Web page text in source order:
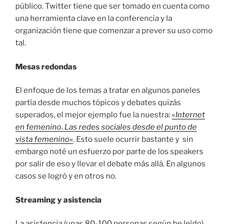
público. Twitter tiene que ser tomado en cuenta como
una herramienta clave en la conferencia y la
organización tiene que comenzar a prever su uso como
tal.
Mesas redondas
El enfoque de los temas a tratar en algunos paneles
partía desde muchos tópicos y debates quizás
superados, el mejor ejemplo fue la nuestra:«Internet
en femenino. Las redes sociales desde el punto de
vista femenino». Esto suele ocurrir bastante y sin
embargo noté un esfuerzo por parte de los speakers
por salir de eso y llevar el debate más allá. En algunos
casos se logró y en otros no.
Streaming y asistencia